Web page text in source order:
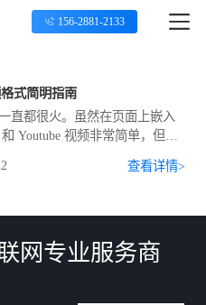
156-2881-2133
式简明指南
直都很火。虽然在页面上嵌入
Youtube 视频非常简单，但是
要求定制的视频传输方法。
查看详情>
网专业服务商